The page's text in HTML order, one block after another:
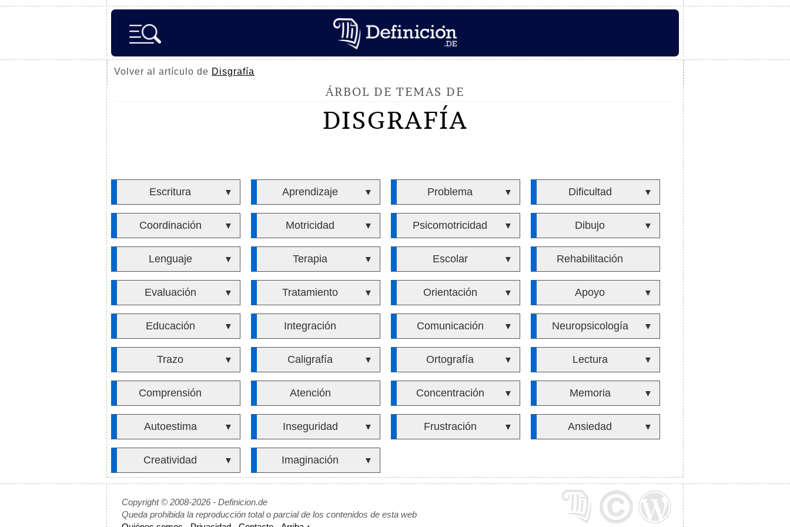
Volver al artículo de Disgrafía
ÁRBOL DE TEMAS DE
DISGRAFÍA
Escritura ▼ Aprendizaje ▼ Problema ▼ Dificultad ▼
Coordinación ▼ Motricidad ▼ Psicomotricidad ▼ Dibujo ▼
Lenguaje ▼ Terapia ▼ Escolar ▼ Rehabilitación
Evaluación ▼ Tratamiento ▼ Orientación ▼ Apoyo ▼
Educación ▼ Integración Comunicación ▼ Neuropsicología ▼
Trazo ▼ Caligrafía ▼ Ortografía ▼ Lectura ▼
Comprensión Atención Concentración ▼ Memoria ▼
Autoestima ▼ Inseguridad ▼ Frustración ▼ Ansiedad ▼
Creatividad ▼ Imaginación ▼
Copyright © 2008-2026 - Definicion.de
Queda prohibida la reproducción total o parcial de los contenidos de esta web